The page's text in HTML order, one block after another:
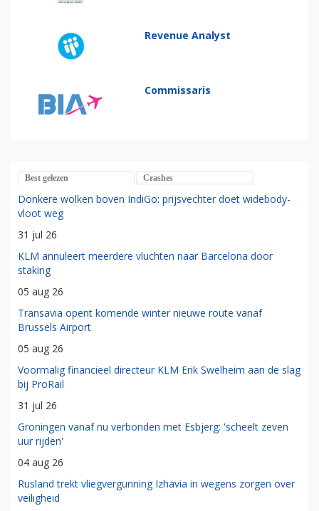
Revenue Analyst
Commissaris
Best gelezen Crashes
Donkere wolken boven IndiGo: prijsvechter doet widebody-
vloot weg
31 jul 26
KLM annuleert meerdere vluchten naar Barcelona door
staking
05 aug 26
Transavia opent komende winter nieuwe route vanaf
Brussels Airport
05 aug 26
Voormalig financieel directeur KLM Erik Swelheim aan de slag
bij ProRail
31 jul 26
Groningen vanaf nu verbonden met Esbjerg: 'scheelt zeven
uur rijden'
04 aug 26
Rusland trekt vliegvergunning Izhavia in wegens zorgen over
veiligheid